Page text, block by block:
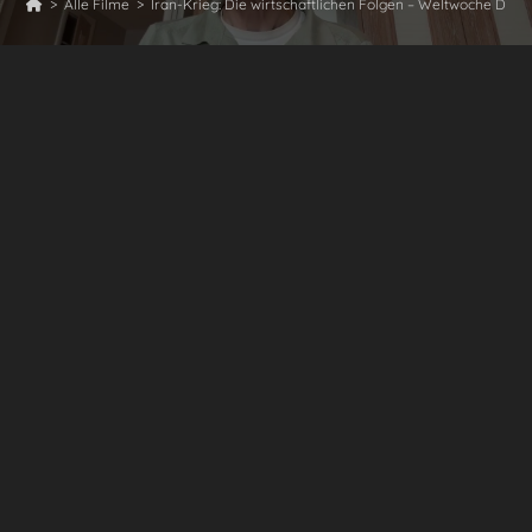
> Alle Filme > Iran-Krieg: Die wirtschaftlichen Folgen – Weltwoche Daily